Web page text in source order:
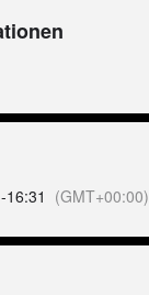
-16:31 (GMT+00:00)